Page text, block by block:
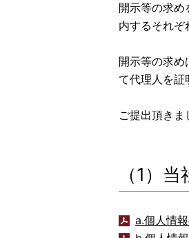
開示等の求
内するそれぞ
開示等の求め
て代理人を証
ご提出頂き
（1）
a.個人情